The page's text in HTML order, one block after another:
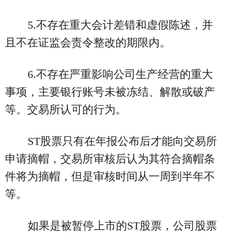
5.不存在重大会计差错和虚假陈述，并
且不在证监会责令整改的期限内。
6.不存在严重影响公司生产经营的重大
事项，主要银行账号未被冻结、解散或破产
等。交易所认可的行为。
ST股票只有在年报公布后才能向交易所
申请摘帽，交易所审核后认为其符合摘帽条
件将为摘帽，但是审核时间从一周到半年不
等。
如果是被暂停上市的ST股票，公司股票